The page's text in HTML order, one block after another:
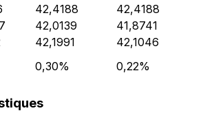
42,4188
42,4188
42,0139
41,8741
42,1991
42,1046
0,30% 0,22%